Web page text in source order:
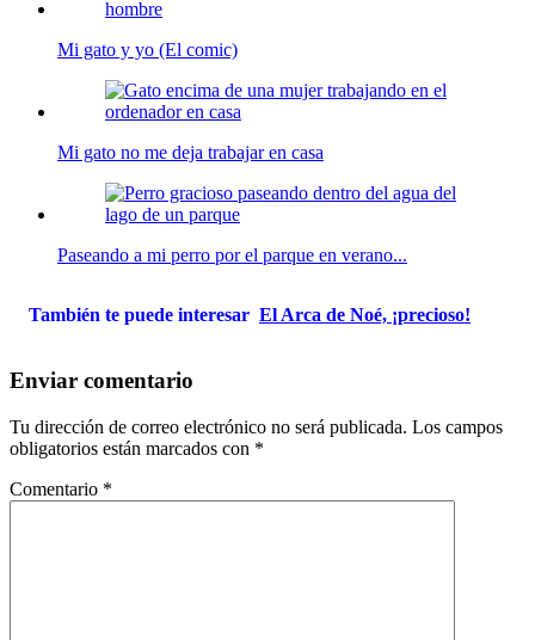
Mi gato y yo (El comic)
Mi gato no me deja trabajar en casa
Paseando a mi perro por el parque en verano...
También te puede interesar El Arca de Noé, ¡precioso!
Enviar comentario
Tu dirección de correo electrónico no será publicada. Los campos
obligatorios están marcados con *
Comentario *